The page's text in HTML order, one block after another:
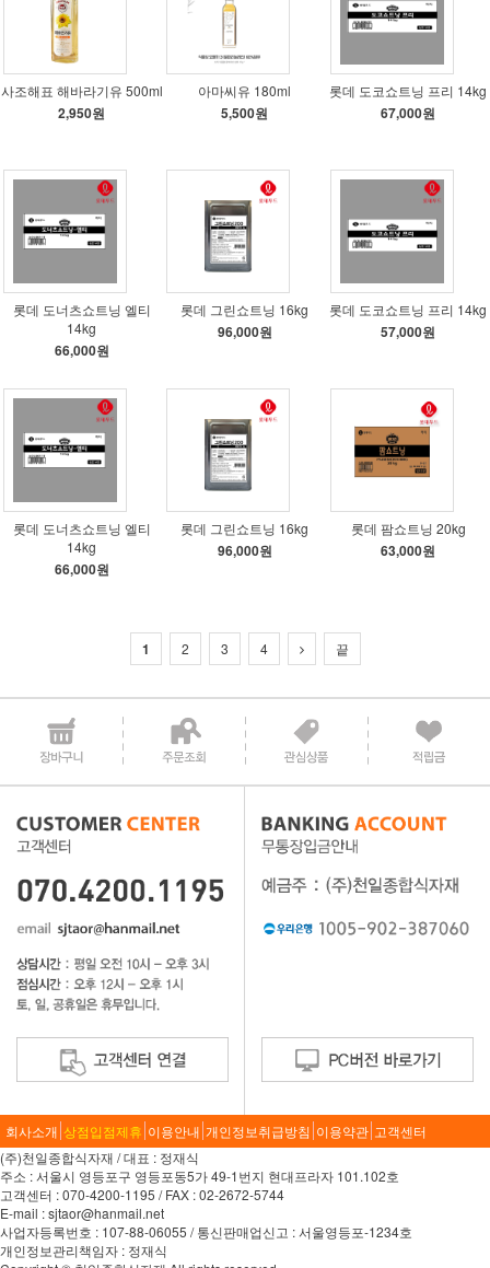
사조해표 해바라기유 500ml
2,950원
아마씨유 180ml
5,500원
롯데 도코쇼트닝 프리 14kg
67,000원
롯데 도너츠쇼트닝 엘티
14kg
66,000원
롯데 그린쇼트닝 16kg
96,000원
롯데 도코쇼트닝 프리 14kg
57,000원
롯데 도너츠쇼트닝 엘티
14kg
66,000원
롯데 그린쇼트닝 16kg
96,000원
롯데 팜쇼트닝 20kg
63,000원
1 2 3 4 끝
회사소개 상점입점제휴 이용안내 개인정보취급방침 이용약관 고객센터
(주)천일종합식자재 / 대표 : 정재식
주소 : 서울시 영등포구 영등포동5가 49-1번지 현대프라자 101.102호
고객센터 : 070-4200-1195 / FAX : 02-2672-5744
E-mail : sjtaor@hanmail.net
사업자등록번호 : 107-88-06055 / 통신판매업신고 : 서울영등포-1234호
개인정보관리책임자 : 정재식